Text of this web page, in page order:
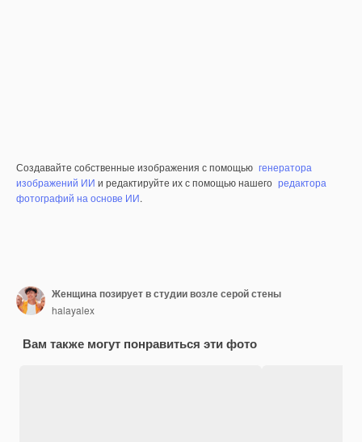
Создавайте собственные изображения с помощью генератора
изображений ИИ и редактируйте их с помощью нашего редактора
фотографий на основе ИИ.
Женщина позирует в студии возле серой стены
halayalex
Вам также могут понравиться эти фото